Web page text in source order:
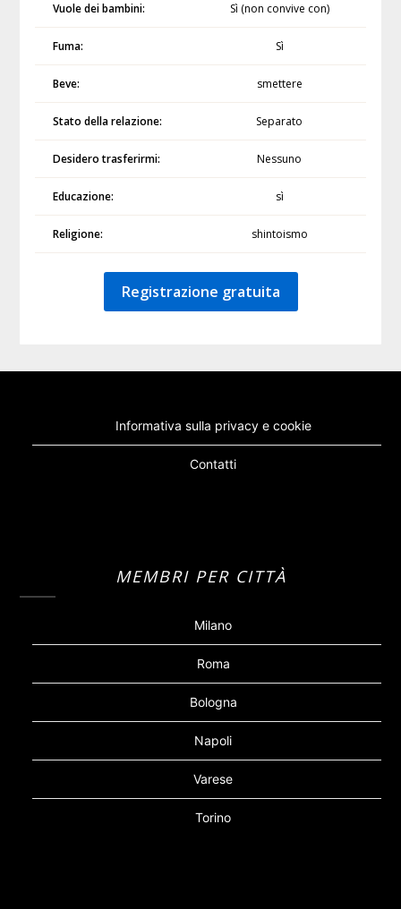
Vuole dei bambini: Sì (non convive con)
Fuma: Sì
Beve: smettere
Stato della relazione: Separato
Desidero trasferirmi: Nessuno
Educazione: sì
Religione: shintoismo
Registrazione gratuita
Informativa sulla privacy e cookie
Contatti
MEMBRI PER CITTÀ
Milano
Roma
Bologna
Napoli
Varese
Torino